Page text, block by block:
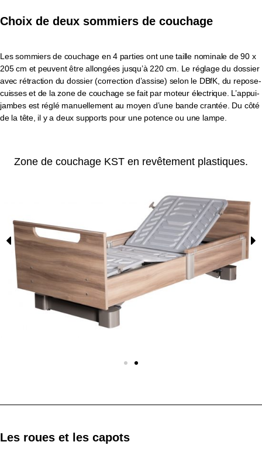
Choix de deux sommiers de couchage
Les sommiers de couchage en 4 parties ont une taille nominale de 90 x
205 cm et peuvent être allongées jusqu’à 220 cm. Le réglage du dossier
avec rétraction du dossier (correction d’assise) selon le DBfK, du repose-
cuisses et de la zone de couchage se fait par moteur électrique. L’appui-
jambes est réglé manuellement au moyen d’une bande crantée. Du côté
de la tête, il y a deux supports pour une potence ou une lampe.
Zone de couchage KST en revêtement plastiques.
Les roues et les capots